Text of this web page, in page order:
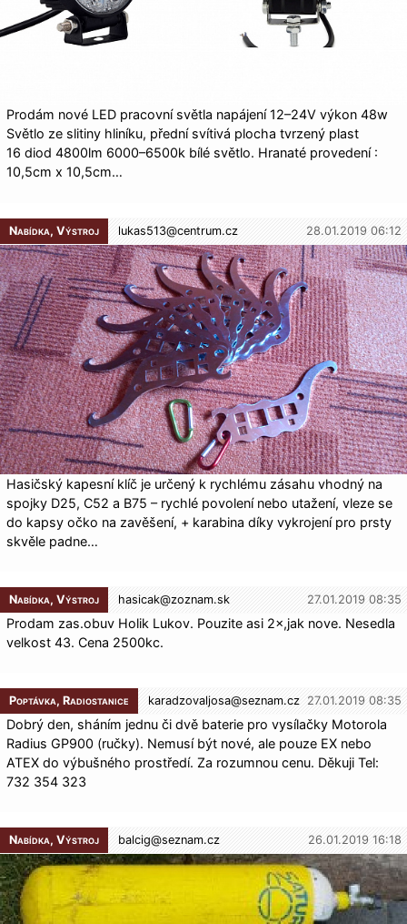
Prodám nové LED pracovní světla napájení 12–24V výkon 48w
Světlo ze slitiny hliníku, přední svítivá plocha tvrzený plast
16 diod 4800lm 6000–6500k bílé světlo. Hranaté provedení :
10,5cm x 10,5cm…
Nabídka, Výstroj lukas513@centrum.cz 28.01.2019 06:12
Hasičský kapesní klíč je určený k rychlému zásahu vhodný na
spojky D25, C52 a B75 – rychlé povolení nebo utažení, vleze se
do kapsy očko na zavěšení, + karabina díky vykrojení pro prsty
skvěle padne…
Nabídka, Výstroj hasicak@zoznam.sk 27.01.2019 08:35
Prodam zas.obuv Holik Lukov. Pouzite asi 2×,jak nove. Nesedla
velkost 43. Cena 2500kc.
Poptávka, Radiostanice karadzovaljosa@seznam.cz 27.01.2019 08:35
Dobrý den, sháním jednu či dvě baterie pro vysílačky Motorola
Radius GP900 (ručky). Nemusí být nové, ale pouze EX nebo
ATEX do výbušného prostředí. Za rozumnou cenu. Děkuji Tel:
732 354 323
Nabídka, Výstroj balcig@seznam.cz 26.01.2019 16:18